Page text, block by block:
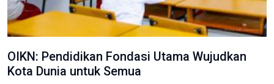
OIKN: Pendidikan Fondasi Utama Wujudkan
Kota Dunia untuk Semua